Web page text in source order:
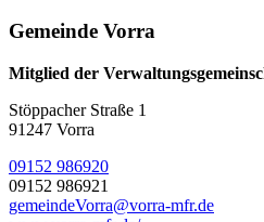
Gemeinde Vorra
Mitglied der
Stöppacher Straße 1
91247 Vorra
09152 986920
09152 986921
gemeindeVorra@vorra-mfr.de